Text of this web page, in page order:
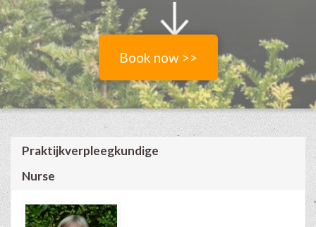
Book now >>
Praktijkverpleegkundige
Nurse